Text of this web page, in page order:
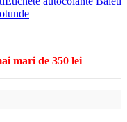
mari de 350 lei